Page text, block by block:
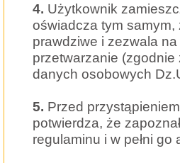
4. Użytkownik
oświadcza tym
prawdziwe i zezwala
przetwarzanie
danych osobowych
5. Przed
potwierdza, że
regulaminu i w pełni go